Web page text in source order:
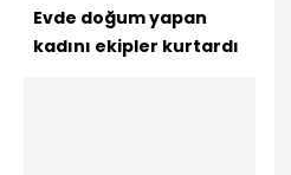
Evde doğum yapan
kadını ekipler kurtardı